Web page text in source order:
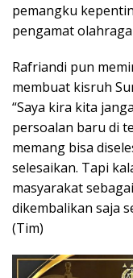
pemangku
pengamat
Rafriandi pun
membuat kisruh
“Saya kira kita
persoalan baru di
memang bisa
selesaikan. Tapi
masyarakat
dikembalikan saja
(Tim)